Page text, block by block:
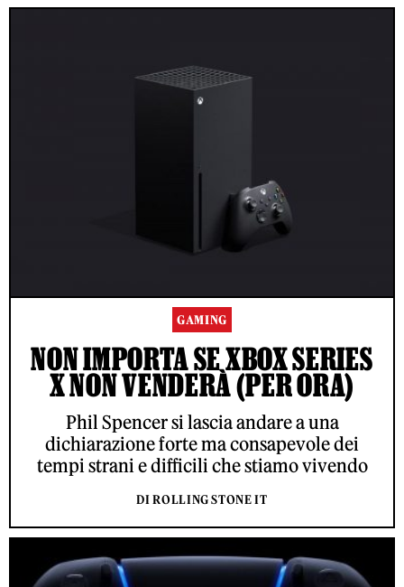
GAMING
NON IMPORTA SE XBOX SERIES
X NON VENDERÀ (PER ORA)
Phil Spencer si lascia andare a una
dichiarazione forte ma consapevole dei
tempi strani e difficili che stiamo vivendo
DI ROLLING STONE IT